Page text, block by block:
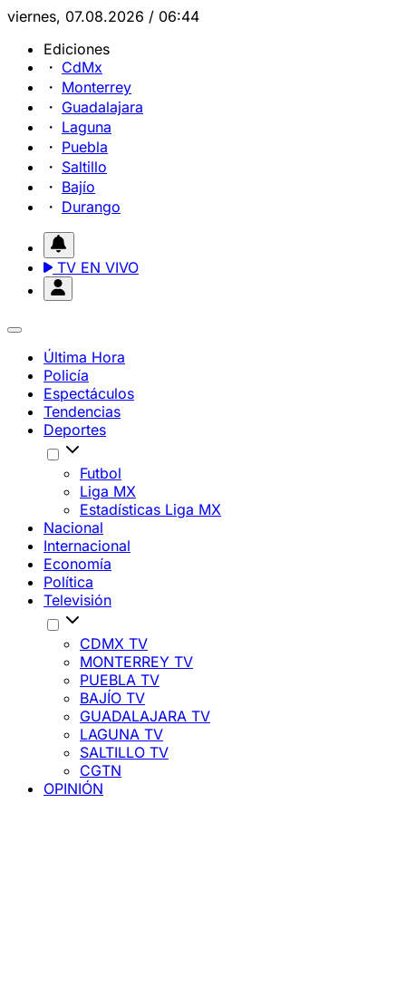
viernes, 07.08.2026 / 06:44
Ediciones
CdMx
Monterrey
Guadalajara
Laguna
Puebla
Saltillo
Bajío
Durango
TV EN VIVO
Última Hora
Policía
Espectáculos
Tendencias
Deportes
Futbol
Liga MX
Estadísticas Liga MX
Nacional
Internacional
Economía
Política
Televisión
CDMX TV
MONTERREY TV
PUEBLA TV
BAJÍO TV
GUADALAJARA TV
LAGUNA TV
SALTILLO TV
CGTN
OPINIÓN